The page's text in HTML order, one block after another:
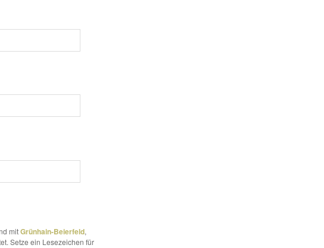
mitGrünhain-Beierfeld,
Setze ein Lesezeichen für